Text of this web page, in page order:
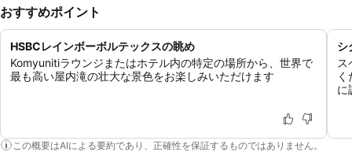
おすすめポイント
HSBCレインボーボルテックスの眺め
Komyunitiラウンジまたはホテル内の特定の場所から、世界で
最も高い屋内滝の壮大な景色をお楽しみいただけます
シ
ス
に
この概要はAIによる要約であり、正確性を保証するものではありません。